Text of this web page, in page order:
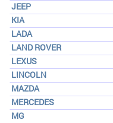
JEEP
KIA
LADA
LAND ROVER
LEXUS
LINCOLN
MAZDA
MERCEDES
MG